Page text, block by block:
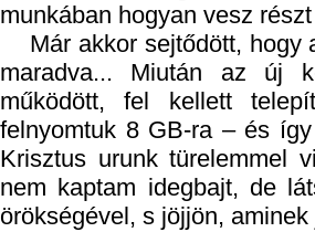
munkában hogyan vesz
Már akkor sejtődött, hogy
maradva... Miután az új
működött, fel kellett
felnyomtuk 8 GB-ra – és
Krisztus urunk türelemmel
nem kaptam idegbajt, de
örökségével, s jöjjön,